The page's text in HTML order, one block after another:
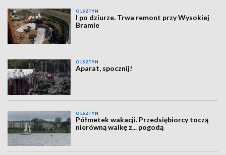
OLSZTYN
I po dziurze. Trwa remont przy Wysokiej
Bramie
OLSZTYN
Aparat, spocznij!
OLSZTYN
Półmetek wakacji. Przedsiębiorcy toczą
nierówną walkę z... pogodą